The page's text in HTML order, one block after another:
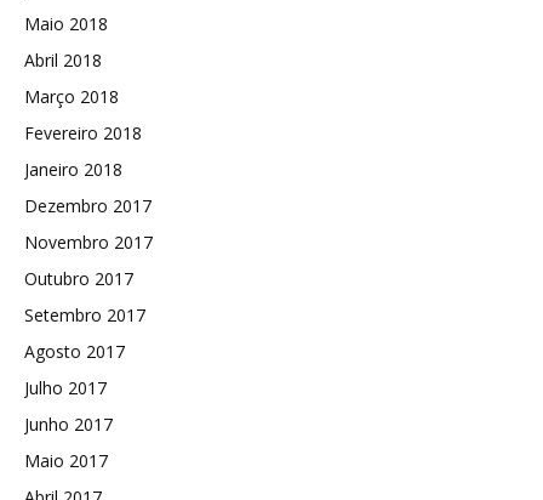
Maio 2018
Abril 2018
Março 2018
Fevereiro 2018
Janeiro 2018
Dezembro 2017
Novembro 2017
Outubro 2017
Setembro 2017
Agosto 2017
Julho 2017
Junho 2017
Maio 2017